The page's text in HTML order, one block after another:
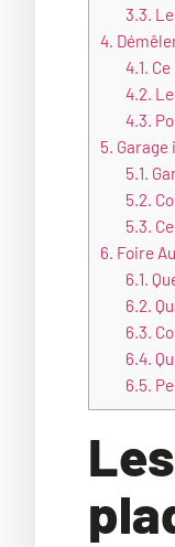
3.3.
4.
4.1.
4.2.
4.3.
5.
5.1.
5.2.
5.3.
6. Foire
6.1.
6.2.
6.3.
6.4.
6.5.